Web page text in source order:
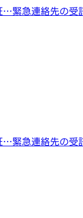
…緊急連絡先の受
…緊急連絡先の受